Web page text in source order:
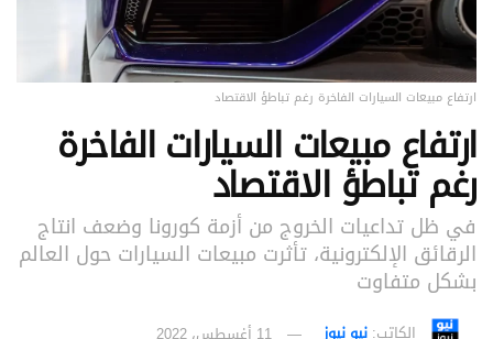
ارتفاع مبيعات السيارات الفاخرة رغم تباطؤ الاقتصاد
ارتفاع مبيعات السيارات الفاخرة
رغم تباطؤ الاقتصاد
في ظل تداعيات الخروج من أزمة كورونا وضعف انتاج
الرقائق الإلكترونية، تأثرت مبيعات السيارات حول العالم
بشكل متفاوت